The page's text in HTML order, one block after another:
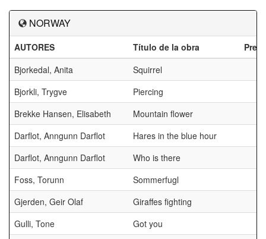
NORWAY
AUTORES Título de la obra
Bjorkedal, Anita
Squirrel
Bjorkli, Trygve
Piercing
Brekke Hansen, Elisabeth
Mountain flower
Darflot, Anngunn Darflot
Hares in the blue hour
Darflot, Anngunn Darflot
Who is there
Foss, Torunn
Sommerfugl
Gjerden, Geir Olaf
Giraffes fighting
Gulli, Tone
Got you